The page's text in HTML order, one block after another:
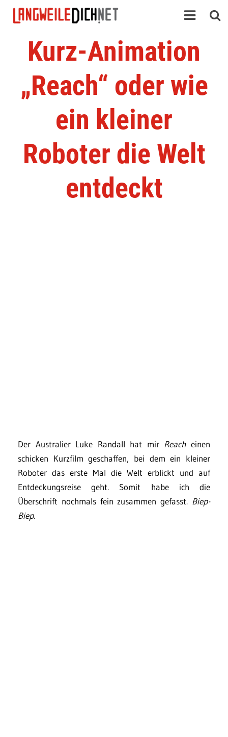
Kurz-Animation
„Reach“ oder wie
ein kleiner
Roboter die Welt
entdeckt
Der Australier Luke Randall hat mir Reacheinen
schicken Kurzfilm geschaffen, bei dem ein kleiner
Roboter das erste Mal die Welt erblickt und auf
Entdeckungsreise geht. Somit habe ich die
Überschrift nochmals fein zusammen gefasst. Biep-
Biep.